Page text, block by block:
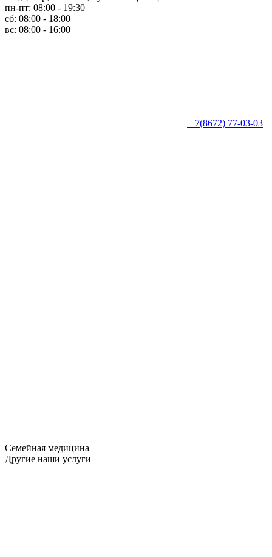
пн-пт: 08:00 - 19:30
сб: 08:00 - 18:00
вс: 08:00 - 16:00
+7(8672) 77-03-03
Семейная медицина
Другие наши услуги